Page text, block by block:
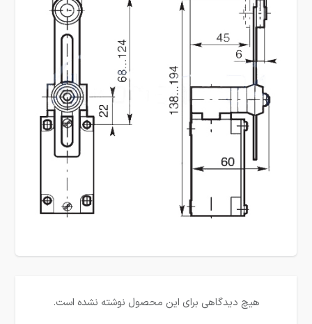
هیچ دیدگاهی برای این محصول نوشته نشده است.